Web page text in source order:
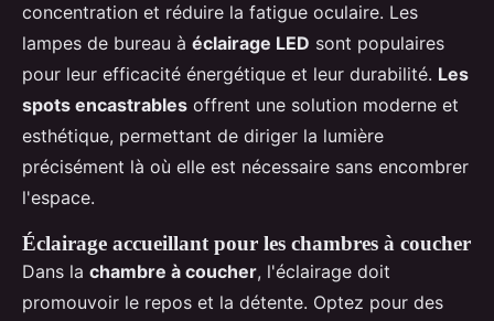
concentration et réduire la fatigue oculaire. Les
lampes de bureau à éclairage LED sont populaires
pour leur efficacité énergétique et leur durabilité. Les
spots encastrables offrent une solution moderne et
esthétique, permettant de diriger la lumière
précisément là où elle est nécessaire sans encombrer
l'espace.
Éclairage accueillant pour les chambres à coucher
Dans la chambre à coucher, l'éclairage doit
promouvoir le repos et la détente. Optez pour des